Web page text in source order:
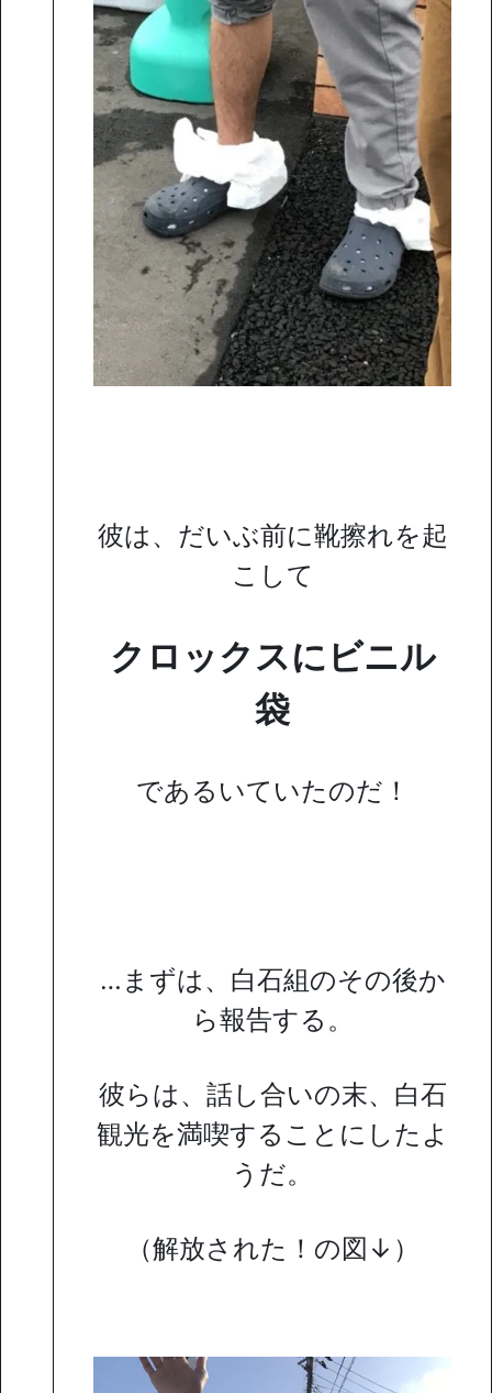
彼は、だいぶ前に靴擦れを起
こして
クロックスにビニル
袋
であるいていたのだ！
…まずは、白石組のその後か
ら報告する。
彼らは、話し合いの末、白石
観光を満喫することにしたよ
うだ。
（解放された！の図↓）